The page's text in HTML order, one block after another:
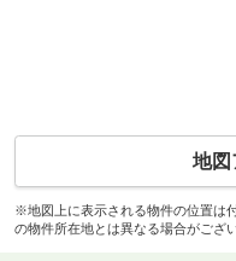
地図
※地図上に表示される物件の位置は
の物件所在地とは異なる場合がござ